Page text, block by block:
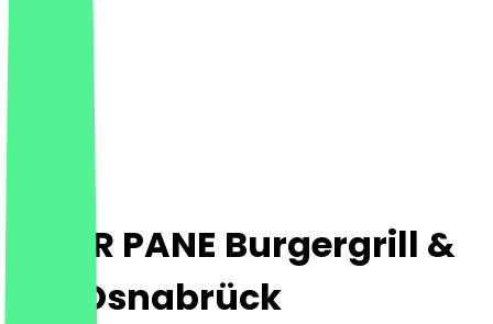
PETER PANE Burgergrill &
Bar Osnabrück